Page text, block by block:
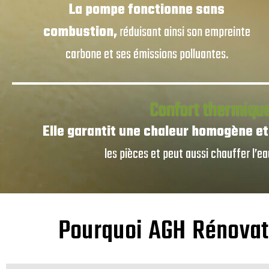
La pompe fonctionne sans
combustion,réduisant ainsi son empreinte
carbone et ses émissions polluantes.
Confort
Elle garantit une chaleur homogène
les pièces et peut aussi chauffer
Pourquoi AGH